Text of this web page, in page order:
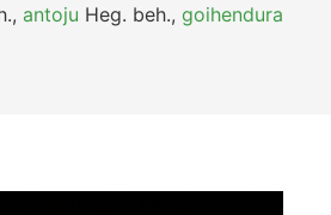
, antoju Heg. beh., goihendura